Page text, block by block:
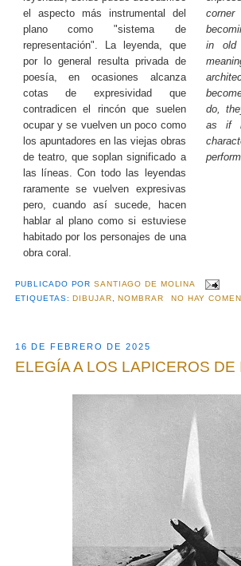
el aspecto más instrumental del
plano como "sistema de
representación". La leyenda, que
por lo general resulta privada de
poesía, en ocasiones alcanza
cotas de expresividad que
contradicen el rincón que suelen
ocupar y se vuelven un poco como
los apuntadores en las viejas obras
de teatro, que soplan significado a
las líneas. Con todo las leyendas
raramente se vuelven expresivas
pero, cuando así sucede, hacen
hablar al plano como si estuviese
habitado por los personajes de una
obra coral.
in old
do,
as if
PUBLICADO PORSANTIAGO DE MOLINA
ETIQUETAS:DIBUJAR ,NOMBRAR NO HAY
16 DE FEBRERO DE 2025
ELEGÍA A LOS LAPICEROS DE